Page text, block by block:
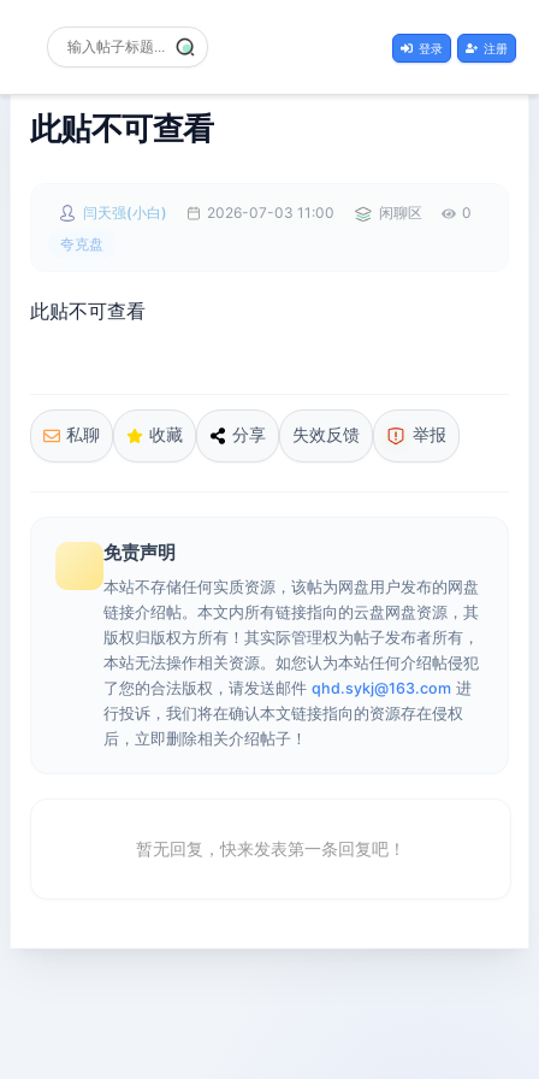
登录 注册
此贴不可查看
闫天强(小白) 2026-07-03 11:00 闲聊区
0
夸克盘
此贴不可查看
私聊 收藏 分享 失效反馈 举报
免责声明
本站不存储任何实质资源，该帖为网盘用户发布的网盘
链接介绍帖。本文内所有链接指向的云盘网盘资源，其
版权归版权方所有！其实际管理权为帖子发布者所有，
本站无法操作相关资源。如您认为本站任何介绍帖侵犯
了您的合法版权，请发送邮件 qhd.sykj@163.com 进
行投诉，我们将在确认本文链接指向的资源存在侵权
后，立即删除相关介绍帖子！
暂无回复，快来发表第一条回复吧！